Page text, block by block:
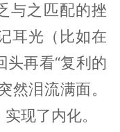
与之匹配的挫
耳光（比如在
头再看“复利的
然泪流满面。
现了内化。